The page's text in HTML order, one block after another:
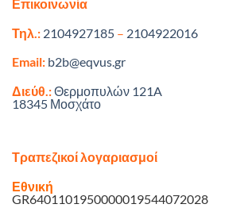
Επικοινωνία
Τηλ.: 2104927185 – 2104922016
Email: b2b@eqvus.gr
Διεύθ.:Θερμοπυλών 121A
18345 Μοσχάτο
Τραπεζικοί λογαριασμοί
Εθνική
GR6401101950000019544072028